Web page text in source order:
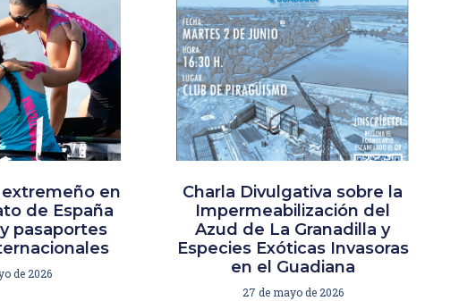
en
de España
pasaportes
de 2026
Charla Divulgativa sobre la
Impermeabilización del
Azud de La Granadilla y
Especies Exóticas Invasoras
en el Guadiana
27 de mayo de 2026